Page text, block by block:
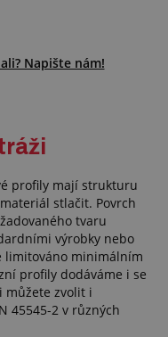
Napište nám!
profily mají strukturu
stlačit. Povrch
tvaru
výrobky nebo
limitováno minimálním
profily dodáváme i se
můžete zvolit i
45545-2 v různých